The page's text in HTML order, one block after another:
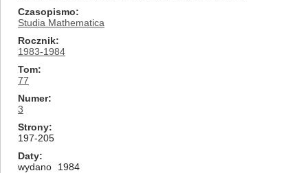
Czasopismo
Studia Mathematica
Rocznik
1983-1984
Tom
77
Numer
3
Strony
197-205
Daty
wydano
1984